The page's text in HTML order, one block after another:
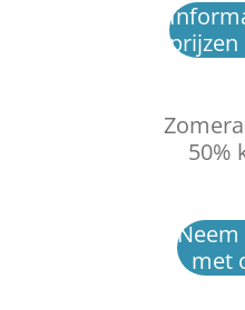
prijzen
50%
met